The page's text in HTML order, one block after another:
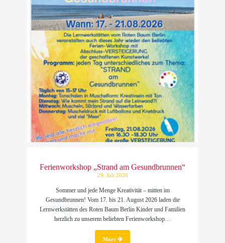
Ferienworkshop „Strand am Gesundbrunnen“
29. Juli 2026
Sommer und jede Menge Kreativität – mitten im
Gesundbrunnen! Vom 17. bis 21. August 2026 laden die
Lernwerkstätten des Roten Baum Berlin Kinder und Familien
herzlich zu unserem beliebten Ferienworkshop…
More